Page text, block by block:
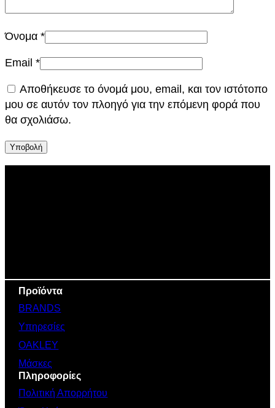
Όνομα *
Email *
Αποθήκευσε το όνομά μου, email, και τον ιστότοπο
μου σε αυτόν τον πλοηγό για την επόμενη φορά που
θα σχολιάσω.
Προϊόντα
BRANDS
Υπηρεσίες
OAKLEY
Μάσκες
Πληροφορίες
Πολιτική Απορρήτου